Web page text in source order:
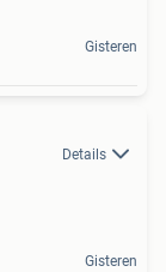
Gisteren
Details
Gisteren